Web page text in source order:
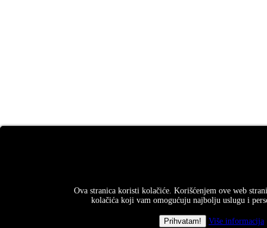
Ova stranica koristi kolačiće. Korišćenjem ove web
kolačića koji vam omogućuju najbolju uslugu i
Više informacija